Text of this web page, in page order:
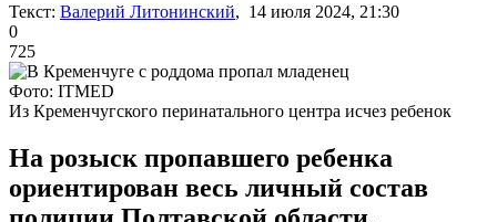
Текст: Валерий Литонинский, 14 июля 2024, 21:30
0
725
Фото: ITMED
Из Кременчугского перинатального центра исчез ребенок
На розыск пропавшего ребенка
ориентирован весь личный состав